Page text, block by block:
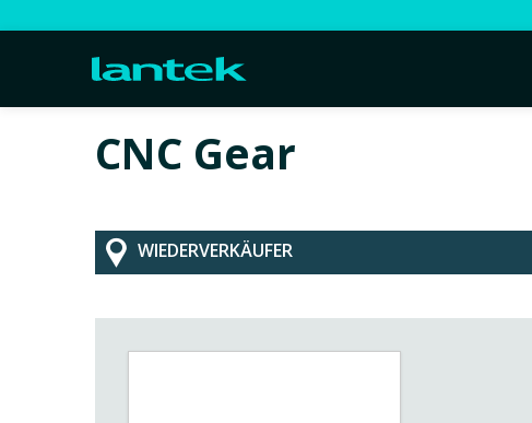
CNC Gear
WIEDERVERKÄUFER